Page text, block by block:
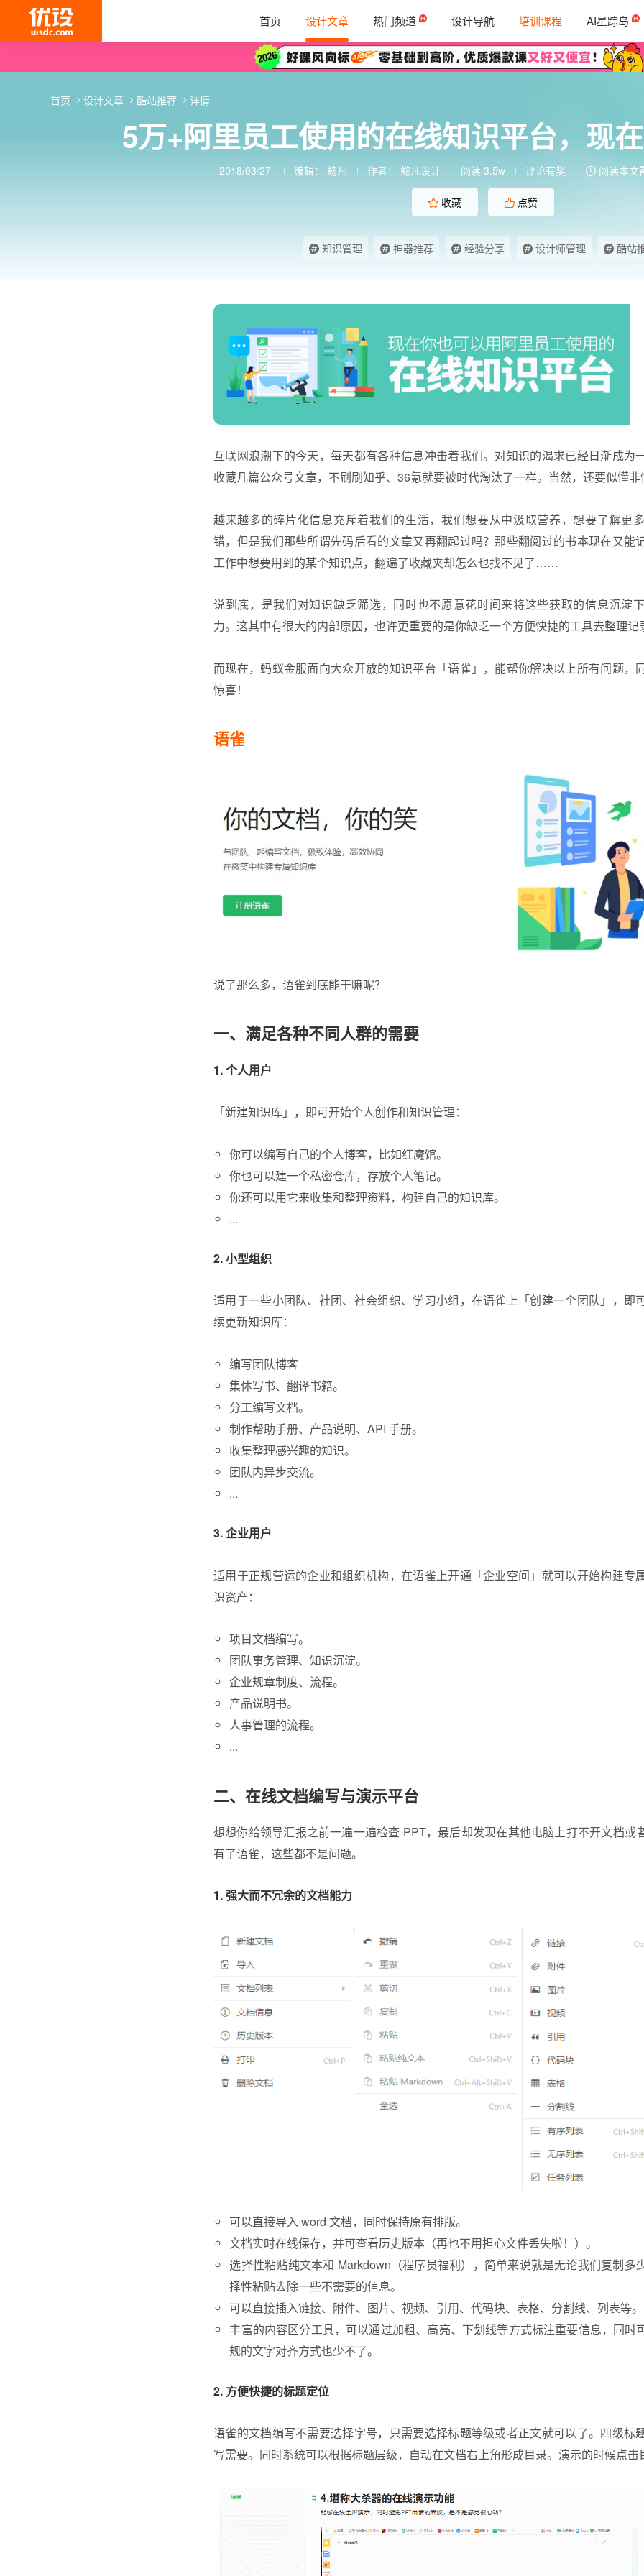
首页 设计文章 热门频道 设计导航 培训课程 AI星踪岛
5万+阿里员工使用的在线知识平台，现
2018/03/27 编辑： 懿凡 作者： 懿凡设计 阅读 3.5w 评论有奖 阅读本文
收藏 点赞
知识管理 神器推荐 经验分享 设计师管理 酷站
首页 设计文章 酷站推荐 详情
互联网浪潮下的今天，每天都有各种信息冲击着我们。对知识的渴求已经日渐成为
收藏几篇公众号文章，不刷刷知乎、36氪就要被时代淘汰了一样。当然，还要似懂
越来越多的碎片化信息充斥着我们的生活，我们想要从中汲取营养，想要了解更
错，但是我们那些所谓先码后看的文章又再翻起过吗？那些翻阅过的书本现在又能
工作中想要用到的某个知识点，翻遍了收藏夹却怎么也找不见了……
说到底，是我们对知识缺乏筛选，同时也不愿意花时间来将这些获取的信息沉淀
力。这其中有很大的内部原因，也许更重要的是你缺乏一个方便快捷的工具去整理记
而现在，蚂蚁金服面向大众开放的知识平台「语雀」，能帮你解决以上所有问题，
惊喜！
语雀
说了那么多，语雀到底能干嘛呢？
一、满足各种不同人群的需要
1. 个人用户
「新建知识库」，即可开始个人创作和知识管理：
你可以编写自己的个人博客，比如红魔馆。
你也可以建一个私密仓库，存放个人笔记。
你还可以用它来收集和整理资料，构建自己的知识库。
...
2. 小型组织
适用于一些小团队、社团、社会组织、学习小组，在语雀上「创建一个团队」，即
续更新知识库：
编写团队博客
集体写书、翻译书籍。
分工编写文档。
制作帮助手册、产品说明、API 手册。
收集整理感兴趣的知识。
团队内异步交流。
...
3. 企业用户
适用于正规营运的企业和组织机构，在语雀上开通「企业空间」就可以开始构建专
识资产：
项目文档编写。
团队事务管理、知识沉淀。
企业规章制度、流程。
产品说明书。
人事管理的流程。
...
二、在线文档编写与演示平台
想想你给领导汇报之前一遍一遍检查 PPT，最后却发现在其他电脑上打不开文档或
有了语雀，这些都不是问题。
1. 强大而不冗余的文档能力
可以直接导入 word 文档，同时保持原有排版。
文档实时在线保存，并可查看历史版本（再也不用担心文件丢失啦！）。
选择性粘贴纯文本和 Markdown（程序员福利），简单来说就是无论我们复制多
择性粘贴去除一些不需要的信息。
可以直接插入链接、附件、图片、视频、引用、代码块、表格、分割线、列表等。
丰富的内容区分工具，可以通过加粗、高亮、下划线等方式标注重要信息，同时
规的文字对齐方式也少不了。
2. 方便快捷的标题定位
语雀的文档编写不需要选择字号，只需要选择标题等级或者正文就可以了。四级标
写需要。同时系统可以根据标题层级，自动在文档右上角形成目录。演示的时候点击